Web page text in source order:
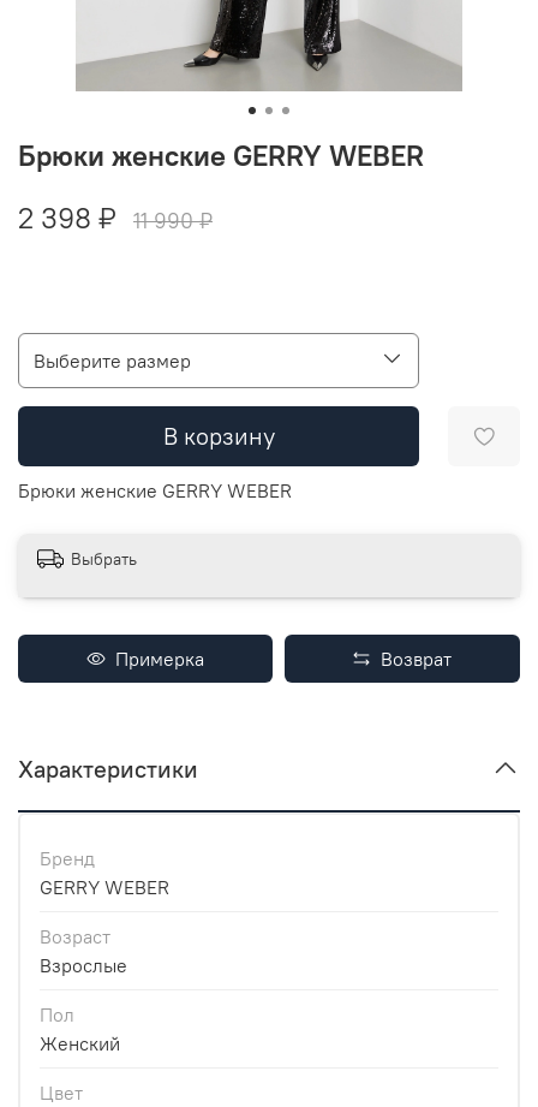
Брюки женские GERRY WEBER
2 398 ₽
11 990 ₽
Выберите размер
В корзину
Брюки женские GERRY WEBER
Выбрать
Примерка Возврат
Характеристики
Бренд
GERRY WEBER
Возраст
Взрослые
Пол
Женский
Цвет